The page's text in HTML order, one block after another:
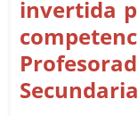
invertida
Secundaria